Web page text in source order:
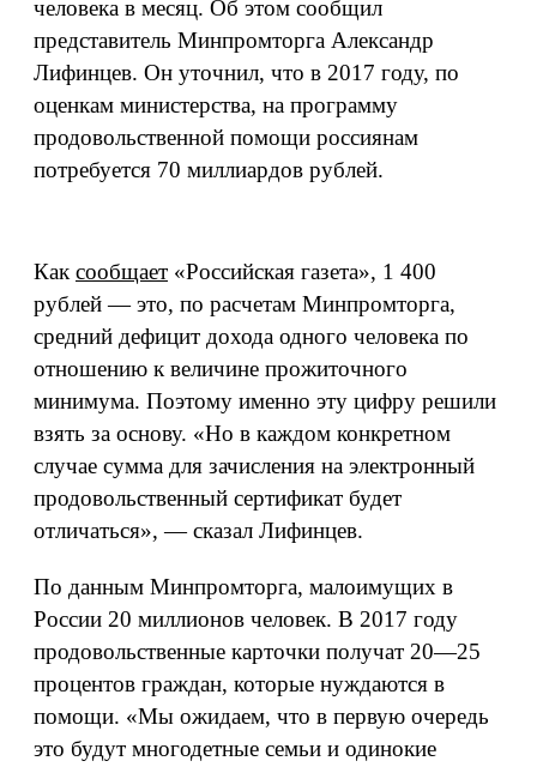
человека в месяц. Об этом сообщил
представитель Минпромторга Александр
Лифинцев. Он уточнил, что в 2017 году, по
оценкам министерства, на программу
продовольственной помощи россиянам
потребуется 70 миллиардов рублей.
Как сообщает «Российская газета», 1 400
рублей — это, по расчетам Минпромторга,
средний дефицит дохода одного человека по
отношению к величине прожиточного
минимума. Поэтому именно эту цифру решили
взять за основу. «Но в каждом конкретном
случае сумма для зачисления на электронный
продовольственный сертификат будет
отличаться», — сказал Лифинцев.
По данным Минпромторга, малоимущих в
России 20 миллионов человек. В 2017 году
продовольственные карточки получат 20—25
процентов граждан, которые нуждаются в
помощи. «Мы ожидаем, что в первую очередь
это будут многодетные семьи и одинокие